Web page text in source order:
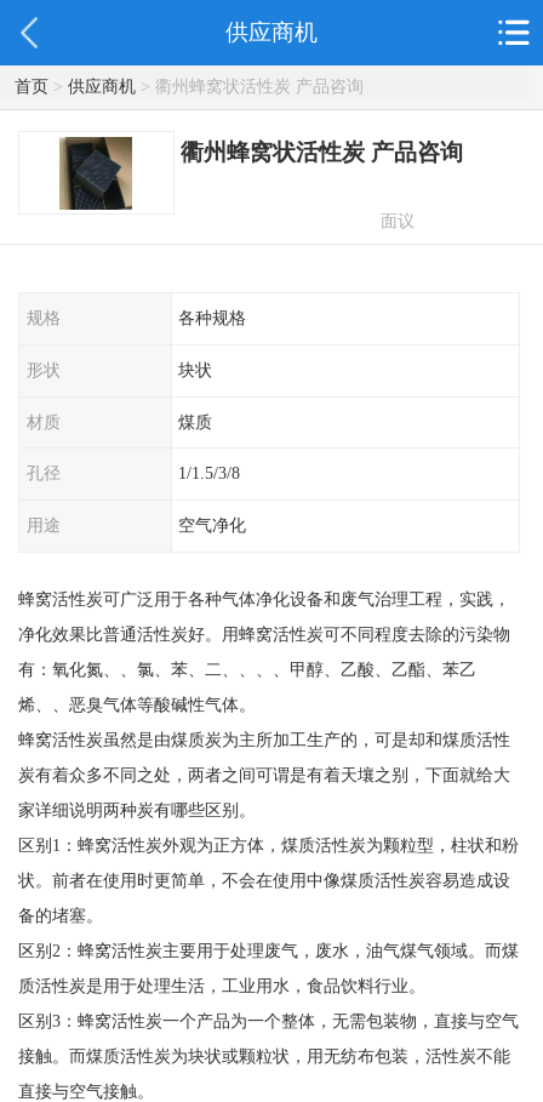
供应商机
首页> 供应商机> 衢州蜂窝状活性炭 产品咨询
衢州蜂窝状活性炭 产品咨询
面议
规格 各种规格
形状 块状
材质 煤质
孔径 1/1.5/3/8
用途 空气净化
蜂窝活性炭可广泛用于各种气体净化设备和废气治理工程，实践，
净化效果比普通活性炭好。用蜂窝活性炭可不同程度去除的污染物
有：氧化氮、、氯、苯、二、、、、甲醇、乙酸、乙酯、苯乙
烯、、恶臭气体等酸碱性气体。
蜂窝活性炭虽然是由煤质炭为主所加工生产的，可是却和煤质活性
炭有着众多不同之处，两者之间可谓是有着天壤之别，下面就给大
家详细说明两种炭有哪些区别。
区别1：蜂窝活性炭外观为正方体，煤质活性炭为颗粒型，柱状和粉
状。前者在使用时更简单，不会在使用中像煤质活性炭容易造成设
备的堵塞。
区别2：蜂窝活性炭主要用于处理废气，废水，油气煤气领域。而煤
质活性炭是用于处理生活，工业用水，食品饮料行业。
区别3：蜂窝活性炭一个产品为一个整体，无需包装物，直接与空气
接触。而煤质活性炭为块状或颗粒状，用无纺布包装，活性炭不能
直接与空气接触。